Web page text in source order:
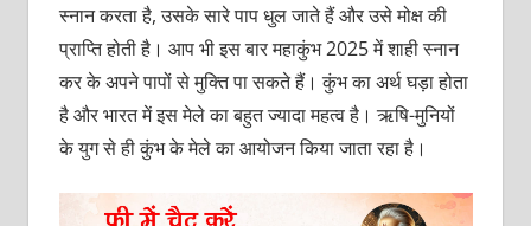
स्‍नान करता है, उसके सारे पाप धुल जाते हैं और उसे मोक्ष की
प्राप्‍ति होती है। आप भी इस बार महाकुंभ 2025 में शाही स्‍नान
कर के अपने पापों से मुक्‍ति पा सकते हैं। कुंभ का अर्थ घड़ा होता
है और भारत में इस मेले का बहुत ज्‍यादा महत्‍व है। ऋषि-मुनियों
के युग से ही कुंभ के मेले का आयोजन किया जाता रहा है।